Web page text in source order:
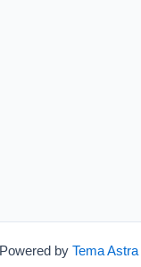
by Tema Astra